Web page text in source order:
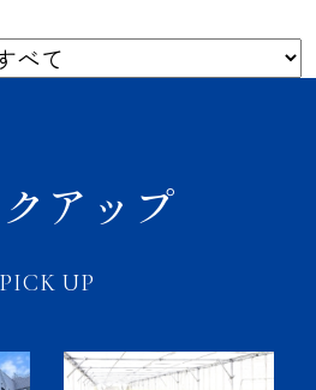
アップ
PICK UP